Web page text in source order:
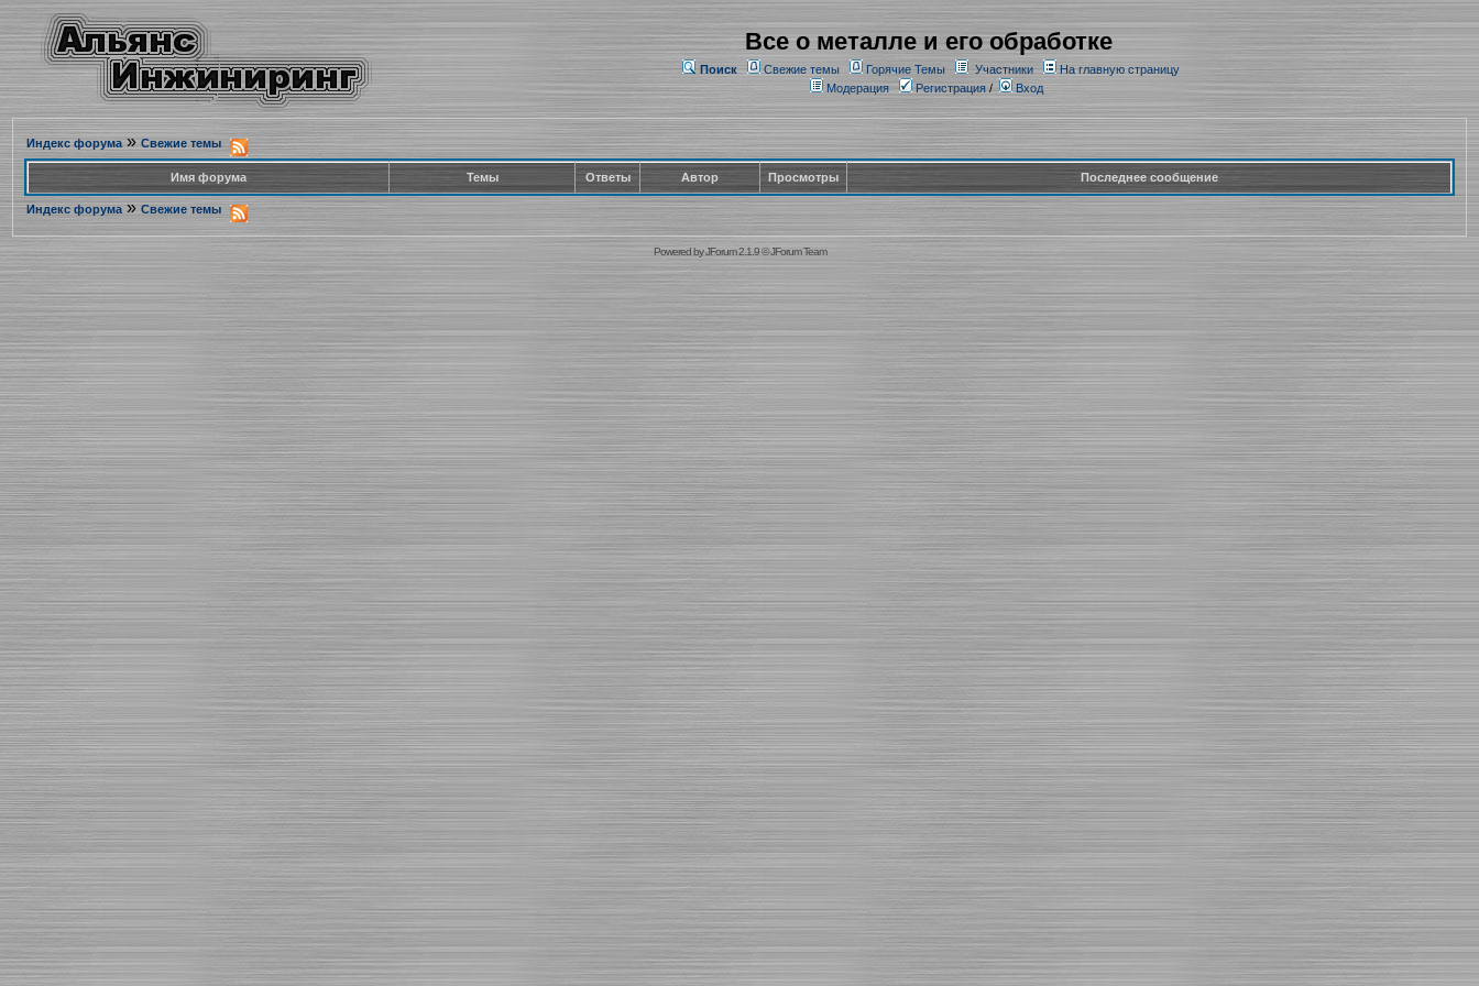
Все о металле и его обработке
Поиск Свежие темы Горячие Темы Участники
На главную страницу
Модерация
Регистрация/ Вход
Индекс форума» Свежие темы
Имя форума Темы Ответы Автор Просмотры Последнее сообщение
Индекс форума » Свежие темы
Powered byJForum 2.1.9©JForum Team